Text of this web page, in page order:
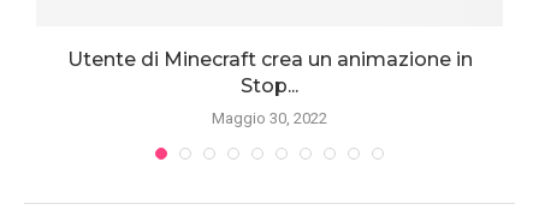
Utente di Minecraft crea un animazione in
Stop...
Maggio 30, 2022